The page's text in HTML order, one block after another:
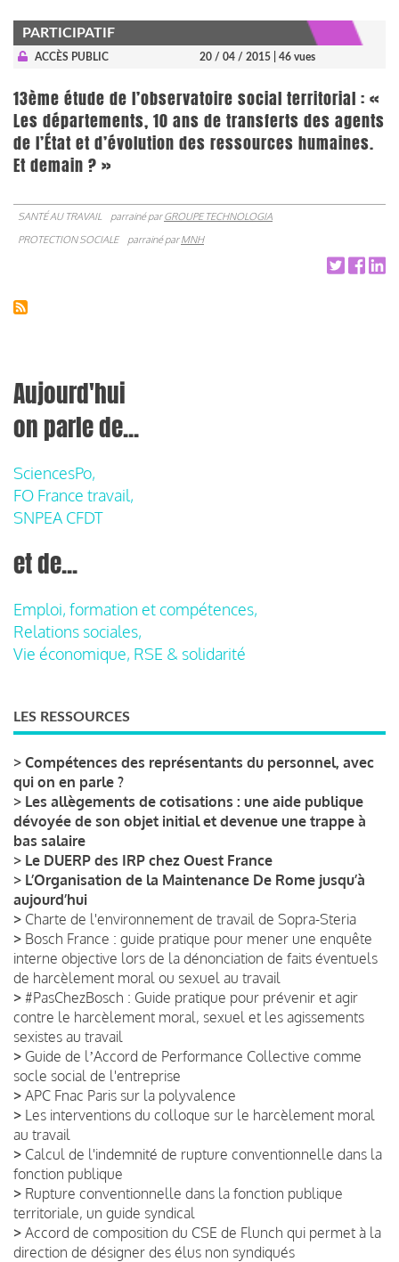
PARTICIPATIF
ACCÈS PUBLIC 20 / 04 / 2015 | 46 vues
13ème étude de l’observatoire social territorial : «
Les départements, 10 ans de transferts des agents
de l’État et d’évolution des ressources humaines.
Et demain ? »
SANTÉ AU TRAVAIL parrainé parGROUPE TECHNOLOGIA
PROTECTION SOCIALE
parrainé parMNH
Aujourd'hui
on parle de...
SciencesPo,
FO France travail,
SNPEA CFDT
et de...
Emploi, formation et compétences,
Relations sociales,
Vie économique, RSE & solidarité
LES RESSOURCES
> Compétences des représentants du personnel, avec
qui on en parle ?
> Les allègements de cotisations : une aide publique
dévoyée de son objet initial et devenue une trappe à
bas salaire
> Le DUERP des IRP chez Ouest France
> L’Organisation de la Maintenance De Rome jusqu’à
aujourd’hui
> Charte de l'environnement de travail de Sopra-Steria
> Bosch France : guide pratique pour mener une enquête
interne objective lors de la dénonciation de faits éventuels
de harcèlement moral ou sexuel au travail
> #PasChezBosch : Guide pratique pour prévenir et agir
contre le harcèlement moral, sexuel et les agissements
sexistes au travail
> Guide de lʼAccord de Performance Collective comme
socle social de l'entreprise
> APC Fnac Paris sur la polyvalence
> Les interventions du colloque sur le harcèlement moral
au travail
> Calcul de l'indemnité de rupture conventionnelle dans la
fonction publique
> Rupture conventionnelle dans la fonction publique
territoriale, un guide syndical
> Accord de composition du CSE de Flunch qui permet à la
direction de désigner des élus non syndiqués